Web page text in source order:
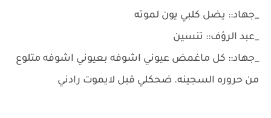
_جهاد:: يضل كلبي يون لموته
_عبد الرؤف:: تنسين
_جهاد:: كل ماغمض عيوني اشوفه بعيوني اشوفه متلوع
من حروره السجينه. ضحكلي قبل لايموت رادني